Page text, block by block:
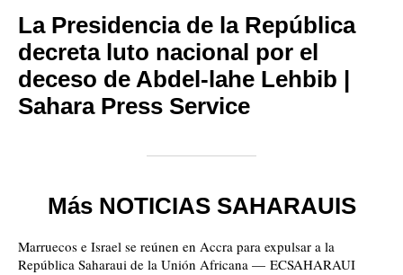
La Presidencia de la República
decreta luto nacional por el
deceso de Abdel-lahe Lehbib |
Sahara Press Service
Más NOTICIAS SAHARAUIS
Marruecos e Israel se reúnen en Accra para expulsar a la
República Saharaui de la Unión Africana — ECSAHARAUI